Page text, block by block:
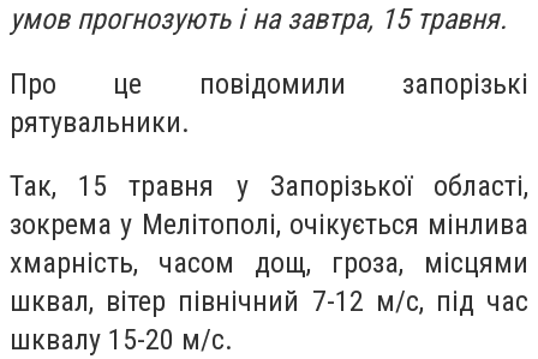
умов прогнозують і на завтра, 15 травня.
Про це повідомили запорізькі
рятувальники.
Так, 15 травня у Запорізької області,
зокрема у Мелітополі, очікується мінлива
хмарність, часом дощ, гроза, місцями
шквал, вітер північний 7-12 м/с, під час
шквалу 15-20 м/с.